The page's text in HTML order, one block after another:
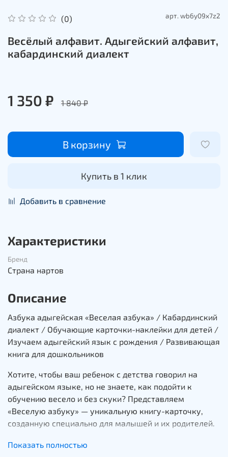
(0) арт. wb6y09x7z2
Весёлый алфавит. Адыгейский алфавит,
кабардинский диалект
1 350 ₽ 1 840 ₽
В корзину
Купить в 1 клик
Добавить в сравнение
Характеристики
Бренд
Страна нартов
Описание
Азбука адыгейская «Веселая азбука» / Кабардинский
диалект / Обучающие карточки-наклейки для детей /
Изучаем адыгейский язык с рождения / Развивающая
книга для дошкольников
Хотите, чтобы ваш ребенок с детства говорил на
адыгейском языке, но не знаете, как подойти к
обучению весело и без скуки? Представляем
«Веселую азбуку» — уникальную книгу-карточку,
созданную специально для малышей и их родителей.
Это не просто алфавит, а увлекательная игра!
Показать полностью